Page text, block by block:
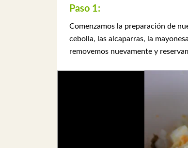
Paso 1:
Comenzamos la preparación de
cebolla, las alcaparras, la
removemos nuevamente y